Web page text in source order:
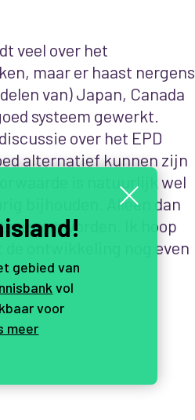
veel over het
maar er haast nergens
van) Japan, Canada
systeem gewerkt.
over het EPD
alternatief kunnen zijn
is natuurlijk wel
bijhouden. Alleen dan
worden. Ik hoop
ontwikkeling nog even
gebied van
vol
voor
meer